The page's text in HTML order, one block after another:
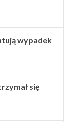
wypadek
się